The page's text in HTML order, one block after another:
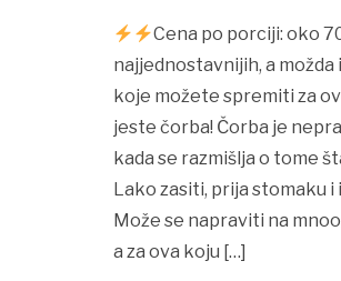
Cena po porciji: oko
najjednostavnijih, a
koje možete spremiti za
jeste čorba! Čorba je
kada se razmišlja o tome
Lako zasiti, prija stomaku i
Može se napraviti na
a za ova koju […]